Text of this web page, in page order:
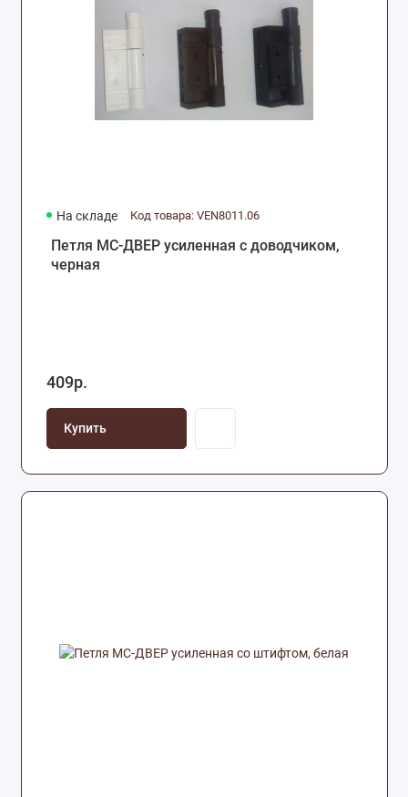
На складе Код товара: VEN8011.06
Петля МС-ДВЕР усиленная с доводчиком,
черная
409р.
Купить